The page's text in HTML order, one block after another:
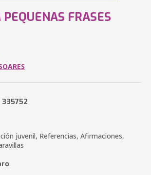
FRASES
juvenil, Referencias, Afirmaciones,